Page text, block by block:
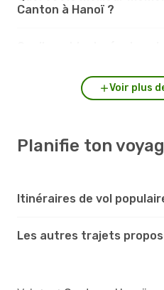
Canton à Hanoï ?
Voir plus
Planifie ton
Itinéraires de vol
Les autres trajets